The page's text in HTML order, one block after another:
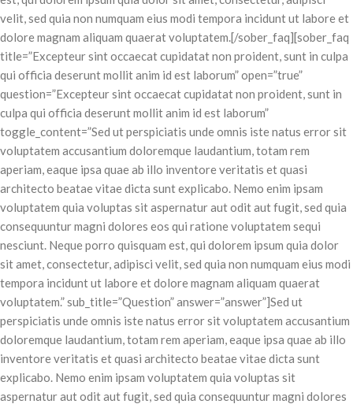
velit, sed quia non numquam eius modi tempora incidunt ut labore et
dolore magnam aliquam quaerat voluptatem.[/sober_faq][sober_faq
title=”Excepteur sint occaecat cupidatat non proident, sunt in culpa
qui officia deserunt mollit anim id est laborum” open=”true”
question=”Excepteur sint occaecat cupidatat non proident, sunt in
culpa qui officia deserunt mollit anim id est laborum”
toggle_content=”Sed ut perspiciatis unde omnis iste natus error sit
voluptatem accusantium doloremque laudantium, totam rem
aperiam, eaque ipsa quae ab illo inventore veritatis et quasi
architecto beatae vitae dicta sunt explicabo. Nemo enim ipsam
voluptatem quia voluptas sit aspernatur aut odit aut fugit, sed quia
consequuntur magni dolores eos qui ratione voluptatem sequi
nesciunt. Neque porro quisquam est, qui dolorem ipsum quia dolor
sit amet, consectetur, adipisci velit, sed quia non numquam eius modi
tempora incidunt ut labore et dolore magnam aliquam quaerat
voluptatem.” sub_title=”Question” answer=”answer”]Sed ut
perspiciatis unde omnis iste natus error sit voluptatem accusantium
doloremque laudantium, totam rem aperiam, eaque ipsa quae ab illo
inventore veritatis et quasi architecto beatae vitae dicta sunt
explicabo. Nemo enim ipsam voluptatem quia voluptas sit
aspernatur aut odit aut fugit, sed quia consequuntur magni dolores